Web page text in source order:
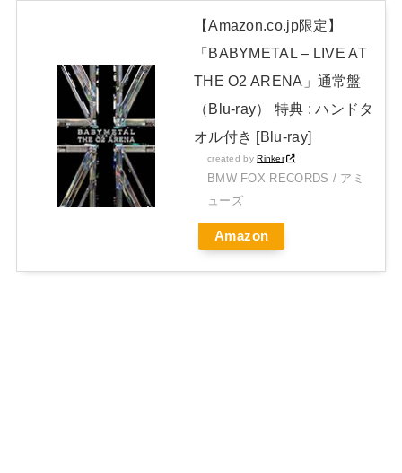
【Amazon.co.jp限定】
「BABYMETAL – LIVE AT
THE O2 ARENA」通常盤
（Blu-ray） 特典 : ハンドタ
オル付き [Blu-ray]
created byRinker
BMW FOX RECORDS / アミ
ューズ
Amazon